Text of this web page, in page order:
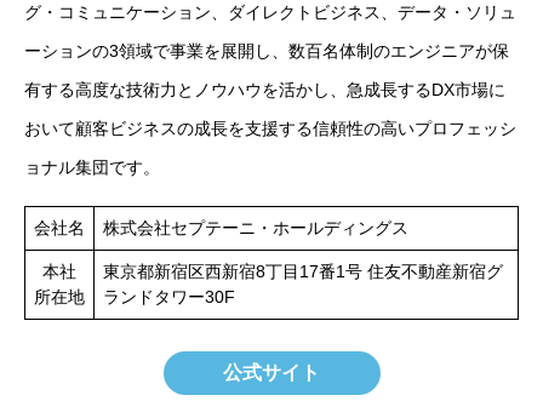
グ・コミュニケーション、ダイレクトビジネス、データ・ソリュ
ーションの3領域で事業を展開し、数百名体制のエンジニアが保
有する高度な技術力とノウハウを活かし、急成長するDX市場に
おいて顧客ビジネスの成長を支援する信頼性の高いプロフェッシ
ョナル集団です。
会社名 株式会社セプテーニ・ホールディングス
本社
所在地
東京都新宿区西新宿8丁目17番1号 住友不動産新宿グ
ランドタワー30F
公式サイト